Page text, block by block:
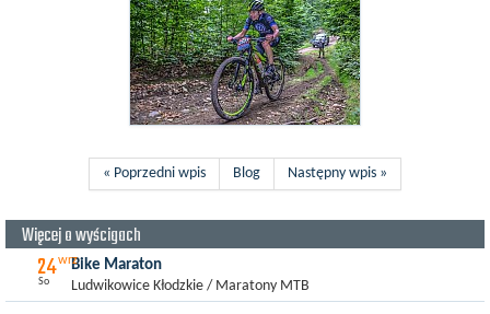
« Poprzedni wpis Blog Następny wpis »
Więcej o wyścigach
24wrz
So
Bike Maraton
Ludwikowice Kłodzkie / Maratony MTB